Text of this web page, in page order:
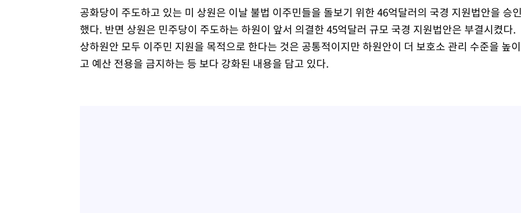
공화당이 주도하고 있는 미 상원은 이날 불법 이주민들을 돌보기 위한 46억달러의 국경 지원법안을 승인
했다. 반면 상원은 민주당이 주도하는 하원이 앞서 의결한 45억달러 규모 국경 지원법안은 부결시켰다.
상하원안 모두 이주민 지원을 목적으로 한다는 것은 공통적이지만 하원안이 더 보호소 관리 수준을 높이
고 예산 전용을 금지하는 등 보다 강화된 내용을 담고 있다.